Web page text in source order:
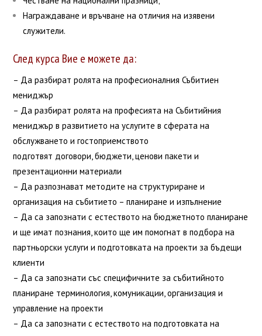
Награждаване и връчване на отличия на изявени
служители.
След курса Вие е можете да:
– Да разбират ролята на професионалния Събитиен
мениджър
– Да разбират ролята на професията на Събитийния
мениджър в развитието на услугите в сферата на
обслужването и гостоприемството
подготвят договори, бюджети, ценови пакети и
презентационни материали
– Да разпознават методите на структуриране и
организация на събитието – планиране и изпълнение
– Да са запознати с естеството на бюджетното планиране
и ще имат познания, които ще им помогнат в подбора на
партньорски услуги и подготовката на проекти за бъдещи
клиенти
– Да са запознати със специфичните за събитийното
планиране терминология, комуникации, организация и
управление на проекти
– Да са запознати с естеството на подготовката на